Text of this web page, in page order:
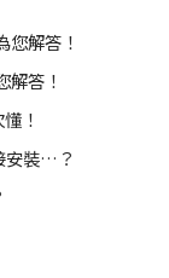
您解答！
解答！
！
安裝…？